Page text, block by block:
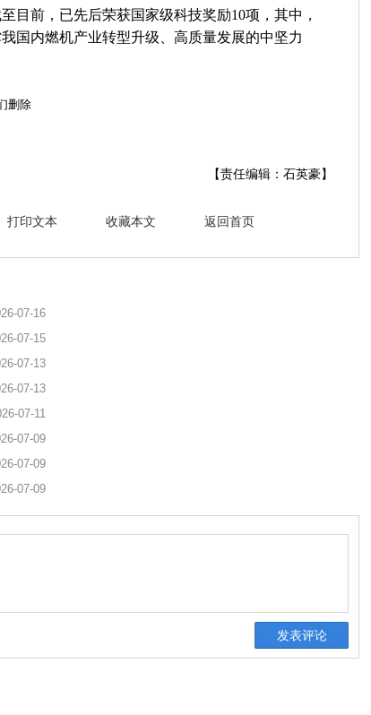
目前，已先后荣获国家级科技奖励10项，其中，
国内燃机产业转型升级、高质量发展的中坚力
删除
【责任编辑：石英豪】
打印文本 收藏本文 返回首页
07-16
07-15
07-13
07-13
07-11
07-09
07-09
07-09